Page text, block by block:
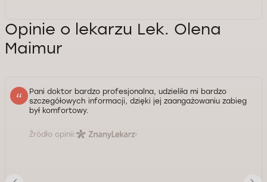
Opinie o lekarzu Lek. Olena
Maimur
Pani doktor bardzo profesjonalna, udzieliła mi bardzo
szczegółowych informacji, dzięki jej zaangażowaniu zabieg
był komfortowy.
Źródło opinii: